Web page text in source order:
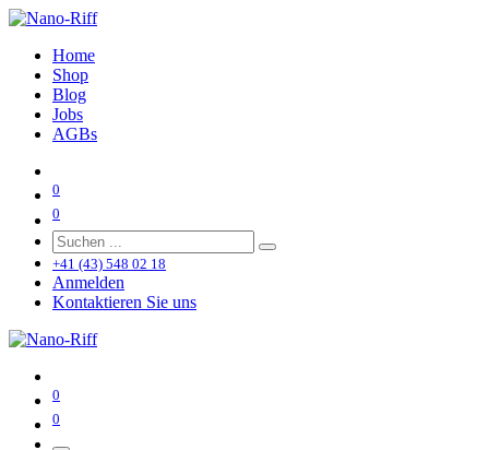
Home
Shop
Blog
Jobs
AGBs
0
0
+41 (43) 548 02 18
Anmelden
Kontaktieren Sie uns
0
0